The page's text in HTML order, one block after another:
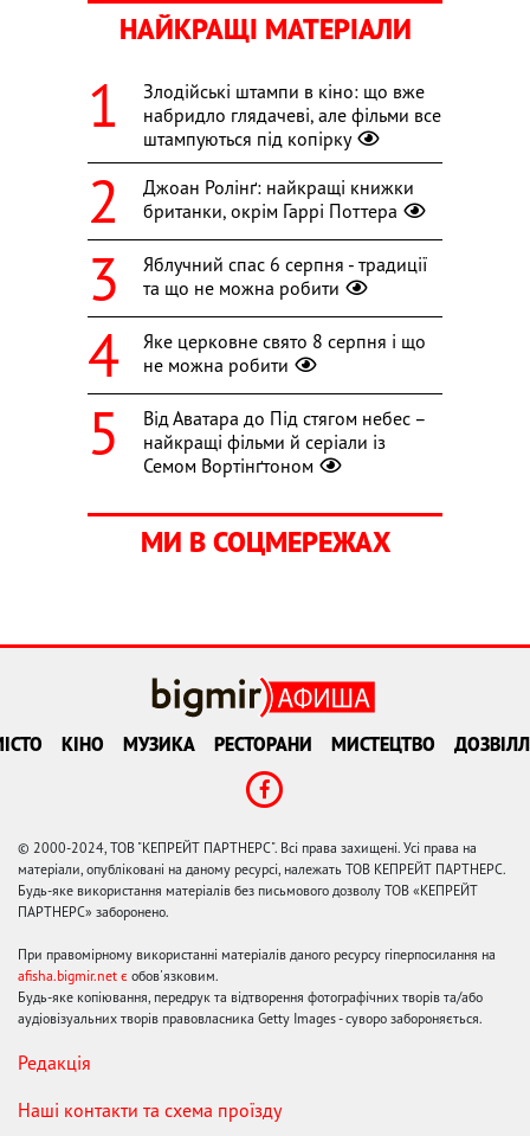
НАЙКРАЩІ МАТЕРІАЛИ
Злодійські штампи в кіно: що вже
набридло глядачеві, але фільми все
штампуються під копірку
Джоан Ролінґ: найкращі книжки
британки, окрім Гаррі Поттера
Яблучний спас 6 серпня - традиції
та що не можна робити
Яке церковне свято 8 серпня і що
не можна робити
Від Аватара до Під стягом небес –
найкращі фільми й серіали із
Семом Вортінґтоном
МИ В СОЦМЕРЕЖАХ
КІНО МУЗИКА РЕСТОРАНИ МИСТЕЦТВО
© 2000-2024, ТОВ "КЕПРЕЙТ ПАРТНЕРС". Всі права захищені. Усі права на
матеріали, опубліковані на даному ресурсі, належать ТОВ КЕПРЕЙТ ПАРТНЕРС.
Будь-яке використання матеріалів без письмового дозволу ТОВ «КЕПРЕЙТ
ПАРТНЕРС» заборонено.
При правомірному використанні матеріалів даного ресурсу гіперпосилання на
afisha.bigmir.net є обов'язковим.
Будь-яке копіювання, передрук та відтворення фотографічних творів та/або
аудіовізуальних творів правовласника Getty Images - суворо забороняється.
Редакція
Наші контакти та схема проїзду